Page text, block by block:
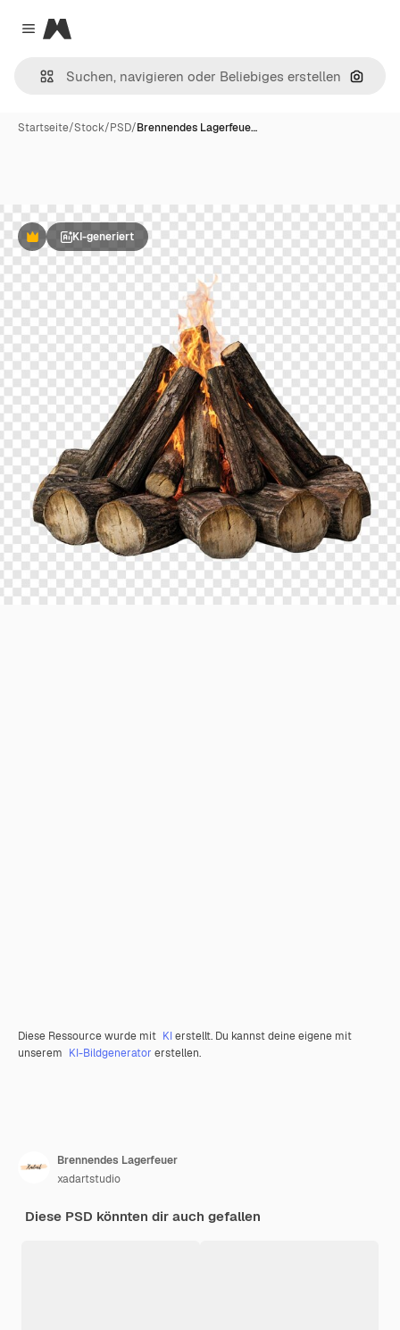
Close menu
Magnific
Nach
Startseite/Stock/PSD/Brennendes Lagerfeue…
PremiumKI-generiert
Diese Ressource wurde mit KIerstellt. Du kannst deine eigene mit
unserem KI-Bildgenerator erstellen.
Brennendes Lagerfeuer
xadartstudio
Diese PSD könnten dir auch gefallen